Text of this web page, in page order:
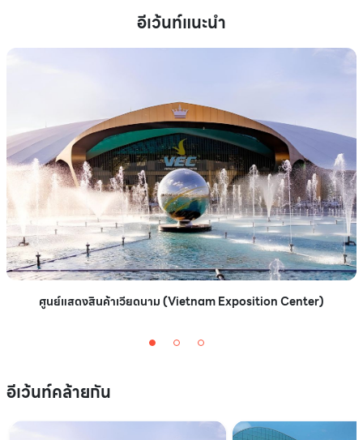
อีเว้นท์แนะนำ
ศูนย์แสดงสินค้าเวียดนาม (Vietnam Exposition Center)
อีเว้นท์คล้ายกัน